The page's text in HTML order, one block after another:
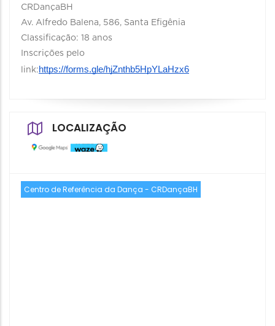
CRDançaBH
Av. Alfredo Balena, 586, Santa Efigênia
Classificação: 18 anos
Inscrições pelo
link: https://forms.gle/hjZnthb5HpYLaHzx6
LOCALIZAÇÃO
Centro de Referência da Dança - CRDançaBH